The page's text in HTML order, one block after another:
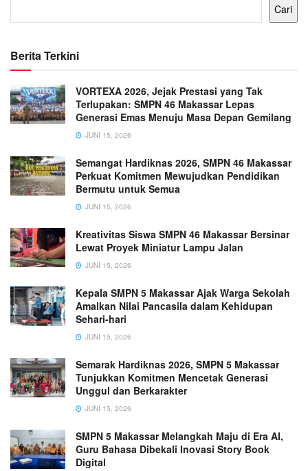
Cari
Berita Terkini
VORTEXA 2026, Jejak Prestasi yang Tak
Terlupakan: SMPN 46 Makassar Lepas
Generasi Emas Menuju Masa Depan Gemilang
JUNI 15, 2026
Semangat Hardiknas 2026, SMPN 46 Makassar
Perkuat Komitmen Mewujudkan Pendidikan
Bermutu untuk Semua
JUNI 15, 2026
Kreativitas Siswa SMPN 46 Makassar Bersinar
Lewat Proyek Miniatur Lampu Jalan
JUNI 15, 2026
Kepala SMPN 5 Makassar Ajak Warga Sekolah
Amalkan Nilai Pancasila dalam Kehidupan
Sehari-hari
JUNI 15, 2026
Semarak Hardiknas 2026, SMPN 5 Makassar
Tunjukkan Komitmen Mencetak Generasi
Unggul dan Berkarakter
JUNI 15, 2026
SMPN 5 Makassar Melangkah Maju di Era AI,
Guru Bahasa Dibekali Inovasi Story Book
Digital